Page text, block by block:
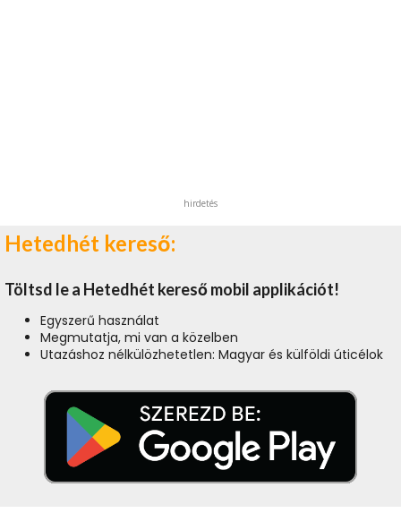
hirdetés
Hetedhét kereső:
Töltsd le a Hetedhét kereső mobil applikációt!
Egyszerű használat
Megmutatja, mi van a közelben
Utazáshoz nélkülözhetetlen: Magyar és külföldi úticélok